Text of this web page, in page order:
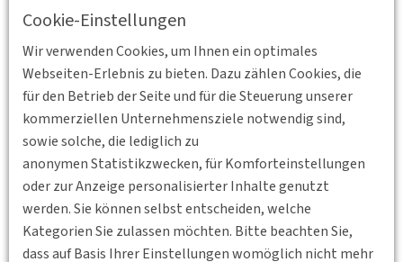
Cookie-Einstellungen
Wir verwenden Cookies, um Ihnen ein optimales
Webseiten-Erlebnis zu bieten. Dazu zählen Cookies, die
für den Betrieb der Seite und für die Steuerung unserer
kommerziellen Unternehmensziele notwendig sind,
sowie solche, die lediglich zu
anonymen Statistikzwecken, für Komforteinstellungen
oder zur Anzeige personalisierter Inhalte genutzt
werden. Sie können selbst entscheiden, welche
Kategorien Sie zulassen möchten. Bitte beachten Sie,
dass auf Basis Ihrer Einstellungen womöglich nicht mehr
Hochschule Karlsruhe, geht auf die verkehrlichen Effekte
Weiterlesen
16.11.2026 17:00 - 18:00
Online
Junges Forum
Fachgruppe Junges Forum November
Das Junge Forum der DVWG trifft sich jeden dritten